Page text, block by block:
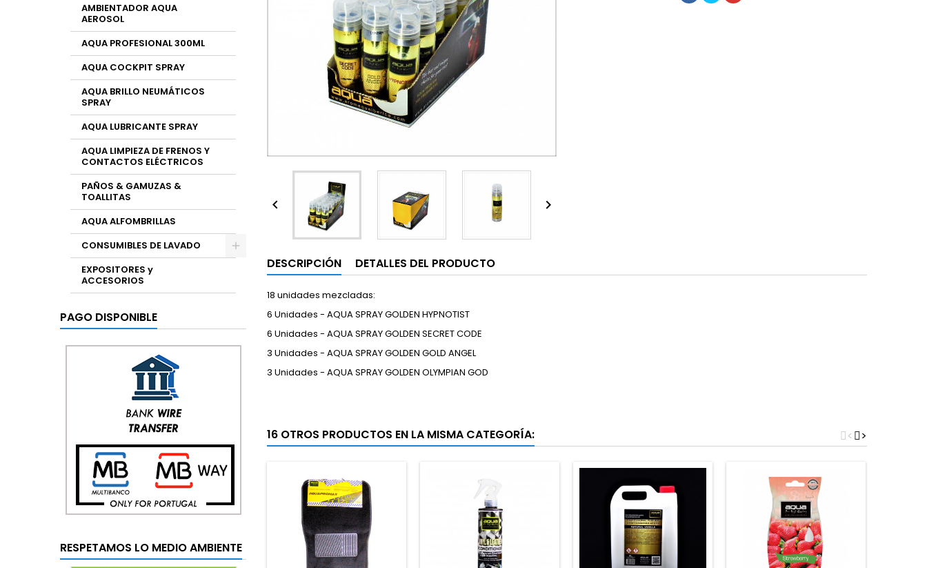
AMBIENTADOR AQUA
AEROSOL
AQUA PROFESIONAL 300ML
AQUA COCKPIT SPRAY
AQUA BRILLO NEUMÁTICOS
SPRAY
AQUA LUBRICANTE SPRAY
AQUA LIMPIEZA DE FRENOS Y
CONTACTOS ELÉCTRICOS
PAÑOS & GAMUZAS &
TOALLITAS
AQUA ALFOMBRILLAS
CONSUMIBLES DE LAVADO
EXPOSITORES y
ACCESORIOS
PAGO DISPONIBLE
RESPETAMOS LO MEDIO AMBIENTE
 
DESCRIPCIÓN DETALLES DEL PRODUCTO
18 unidades mezcladas:
6 Unidades - AQUA SPRAY GOLDEN HYPNOTIST
6 Unidades - AQUA SPRAY GOLDEN SECRET CODE
3 Unidades - AQUA SPRAY GOLDEN GOLD ANGEL
3 Unidades - AQUA SPRAY GOLDEN OLYMPIAN GOD
16 OTROS PRODUCTOS EN LA MISMA CATEGORÍA: >
<